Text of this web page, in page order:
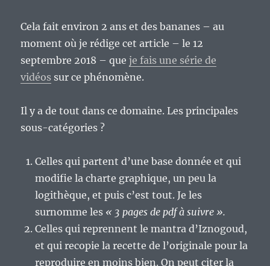
Cela fait environ 2 ans et des bananes – au
moment où je rédige cet article – le 12
septembre 2018 – queje fais une série de
vidéos sur ce phénomène.
Il y a de tout dans ce domaine. Les principales
sous-catégories ?
Celles qui partent d’une base donnée et qui
modifie la charte graphique, un peu la
logithèque, et puis c’est tout. Je les
surnomme les « 3 pages de pdf à suivre ».
Celles qui reprennent le mantra d’Iznogoud,
et qui recopie la recette de l’originale pour la
reproduire en moins bien. On peut citer la